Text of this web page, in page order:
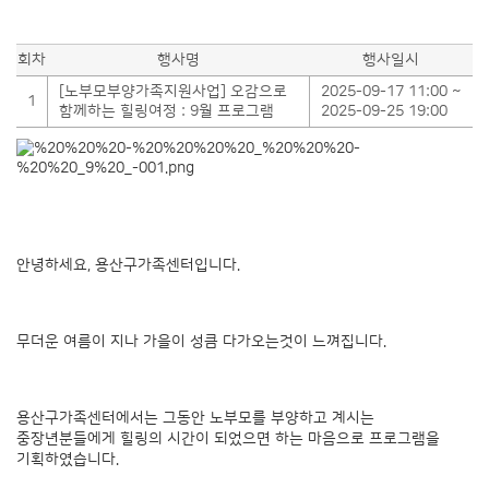
회차 행사명 행사일시
1
[노부모부양가족지원사업] 오감으로
함께하는 힐링여정 : 9월 프로그램
2025-09-17 11:00 ~
2025-09-25 19:00
안녕하세요, 용산구가족센터입니다.
무더운 여름이 지나 가을이 성큼 다가오는것이 느껴집니다.
용산구가족센터에서는 그동안 노부모를 부양하고 계시는
중장년분들에게 힐링의 시간이 되었으면 하는 마음으로 프로그램을
기획하였습니다.